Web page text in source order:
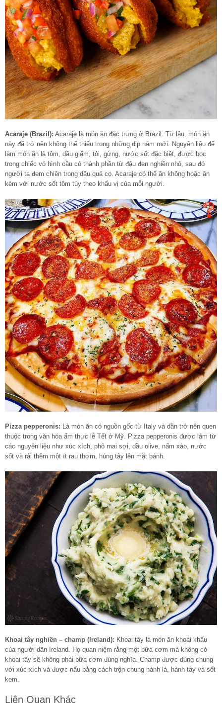
Acaraje (Brazil): Acaraje là món ăn đặc trưng ở Brazil. Từ lâu, món ăn
này đã trở nên không thể thiếu trong những dịp năm mới. Nguyên liệu để
làm món ăn là tôm, dầu giấm, tỏi, gừng, nước sốt đặc biệt, được bọc
trong chiếc vỏ hình cầu có thành phần từ đậu đen nghiền nhỏ, sau đó
người ta đem chiên trong dầu quả cọ. Acaraje có thể ăn không hoặc ăn
kèm với nước sốt tôm tùy theo khẩu vị của mỗi người.
Pizza pepperonis: Là món ăn có nguồn gốc từ Italy và dần trở nên quen
thuộc trong văn hóa ẩm thực lễ Tết ở Mỹ. Pizza pepperonis được làm từ
các nguyên liệu như xúc xích, phô mai sợi, dầu olive, nấm xào, nước
sốt và rải thêm một ít rau thơm, húng tây lên mặt bánh.
Khoai tây nghiền – champ (Ireland): Khoai tây là món ăn khoái khẩu
của người dân Ireland. Họ quan niệm rằng một bữa cơm mà không có
khoai tây sẽ không phải bữa cơm đúng nghĩa. Champ được dùng chung
với xúc xích và được nấu bằng cách trộn chung hành lá, hành tây và sốt
kem.
Liên Quan Khác